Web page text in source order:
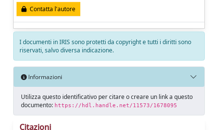
Contatta l'autore
I documenti in IRIS sono protetti da copyright e tutti i diritti sono
riservati, salvo diversa indicazione.
Informazioni
Utilizza questo identificativo per citare o creare un link a questo
documento: https://hdl.handle.net/11573/1678095
Citazioni